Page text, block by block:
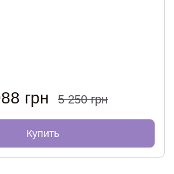
грн 5 250 грн
Купить